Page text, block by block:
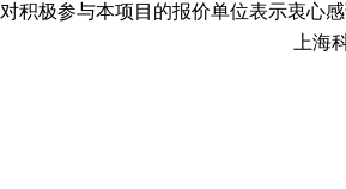
积极参与本项目的报价单位表示衷心感
上海